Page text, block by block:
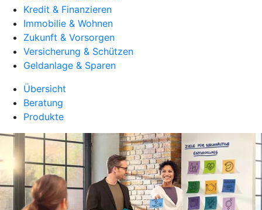
Kredit & Finanzieren
Immobilie & Wohnen
Zukunft & Vorsorgen
Versicherung & Schützen
Geldanlage & Sparen
Übersicht
Beratung
Produkte